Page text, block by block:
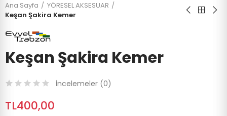
Ana Sayfa
YÖRESEL AKSESUAR
Keşan Şakira Kemer
Keşan Şakira Kemer
İncelemeler (0)
TL400,00